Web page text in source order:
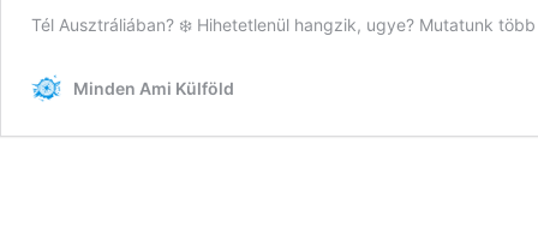
Tél Ausztráliában? ❄️ Hihetetlenül hangzik, ugye? Mutatunk
Minden Ami Külföld